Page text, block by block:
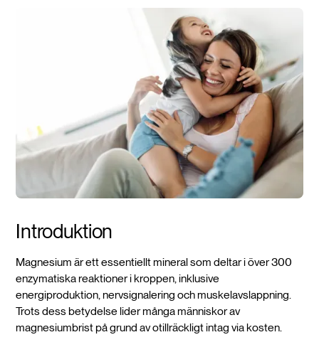
Introduktion
Magnesium är ett essentiellt mineral som deltar i över 300
enzymatiska reaktioner i kroppen, inklusive
energiproduktion, nervsignalering och muskelavslappning.
Trots dess betydelse lider många människor av
magnesiumbrist på grund av otillräckligt intag via kosten.